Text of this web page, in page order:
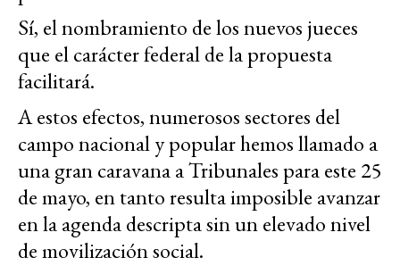
Sí, el nombramiento de los nuevos jueces
que el carácter federal de la propuesta
facilitará.
A estos efectos, numerosos sectores del
campo nacional y popular hemos llamado a
una gran caravana a Tribunales para este 25
de mayo, en tanto resulta imposible avanzar
en la agenda descripta sin un elevado nivel
de movilización social.